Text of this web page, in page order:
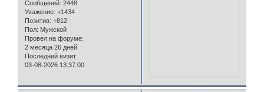
Сообщений: 2448
Уважение: +1434
Позитив: +812
Пол: Мужской
Провел на форуме:
2 месяца 26 дней
Последний визит:
03-08-2026 13:37:00